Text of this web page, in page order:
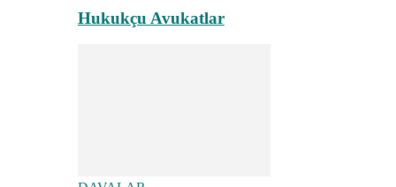
Hukukçu Avukatlar